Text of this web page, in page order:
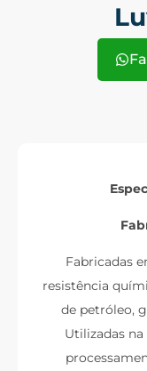
Fabricadas
resistência
de petróleo,
Utilizadas